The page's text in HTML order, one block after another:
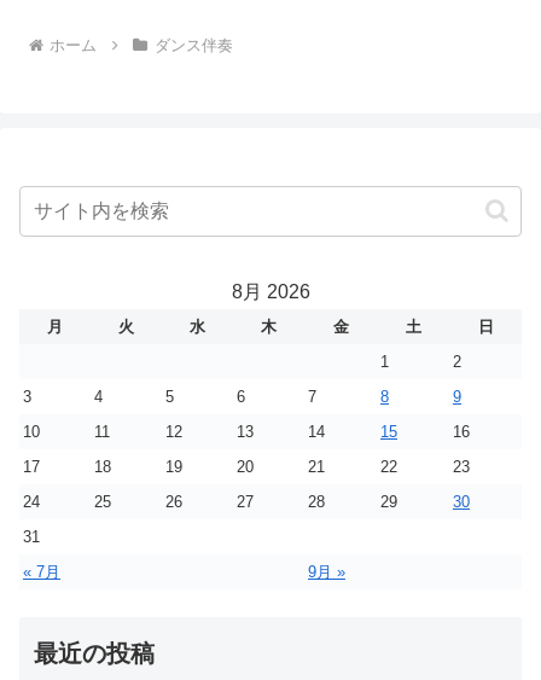
ホーム ダンス伴奏
8月 2026
月 火 水 木 金 土
日
1
2
3
4 5 6 7 8
9
10
11 12 13 14 15
16
17
18 19 20 21 22
23
24
25 26 27 28 29
30
31
« 7月
9月 »
最近の投稿